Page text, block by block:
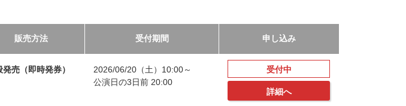
販売方法 受付期間 申し込み
発売（即時発券）
2026/06/20（土）10:00～
公演日の3日前 20:00
受付中
詳細へ